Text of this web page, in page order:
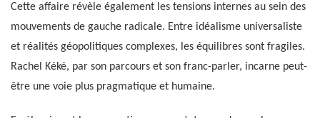
Cette affaire révèle également les tensions internes au sein des
mouvements de gauche radicale. Entre idéalisme universaliste
et réalités géopolitiques complexes, les équilibres sont fragiles.
Rachel Kéké, par son parcours et son franc-parler, incarne peut-
être une voie plus pragmatique et humaine.